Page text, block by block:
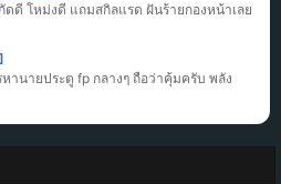
ดดี โหม่งดี แถมสกิลแรด ฝันร้ายกองหน้าเลย
านายประตู fp กลางๆ ถือว่าคุ้มครับ พลัง